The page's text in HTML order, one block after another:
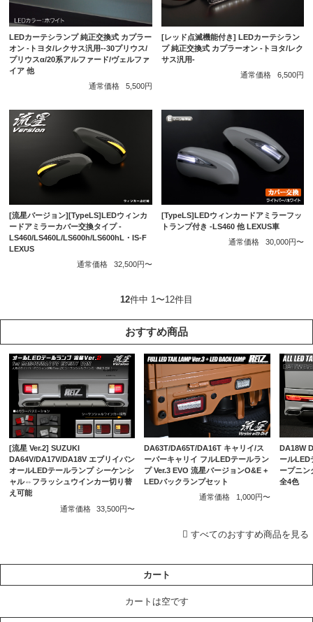
LEDカーテシランプ 純正交換式 カプラー
オン -トヨタ/レクサス汎用--30プリウス/
プリウスα/20系アルファード/ヴェルファ
イア 他
通常価格
5,500円
[レッド点滅機能付き] LEDカーテシラン
プ 純正交換式 カプラーオン -トヨタ/レク
サス汎用-
通常価格
6,500円
[流星バージョン][TypeLS]LEDウィンカ
ードアミラーカバー交換タイプ -
LS460/LS460L/LS600h/LS600hL・IS-F
LEXUS
通常価格
32,500円〜
[TypeLS]LEDウィンカードアミラーフッ
トランプ付き -LS460 他 LEXUS車
通常価格
30,000円〜
12件中 1〜12件目
おすすめ商品
[流星 Ver.2] SUZUKI
DA64V/DA17V/DA18V エブリイバン
オールLEDテールランプ シーケンシ
ャル⇔フラッシュウインカー切り替
え可能
通常価格
33,500円〜
DA63T/DA65T/DA16T キャリイ/ス
ーパーキャリイ フルLEDテールラン
プ Ver.3 EVO 流星バージョンO&E +
LEDバックランプセット
通常価格
1,000円〜
DA18W
ールLED
ープニン
全4色
すべてのおすすめ商品を見る
カート
カートは空です